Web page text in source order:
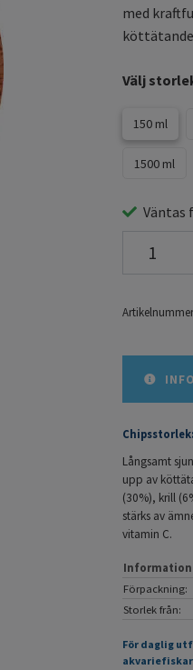
med
Välj
150 ml
1500 ml
Väntas
Långsamt
upp av
(30%), krill
stärks av
vitamin C.
Information
Förpackning:
Storlek från:
För daglig